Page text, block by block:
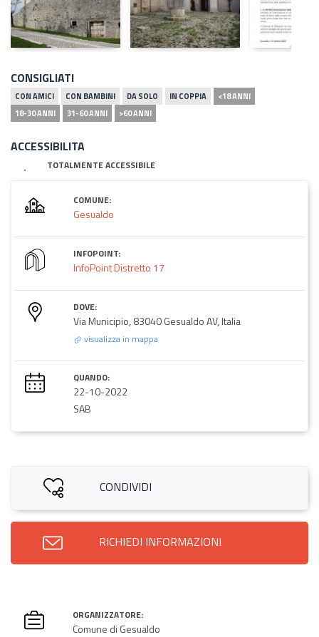
CONSIGLIATI
CON AMICI CON BAMBINI DA SOLO IN COPPIA
<18 ANNI
18-30 ANNI
31-60 ANNI >60 ANNI
ACCESSIBILITA
TOTALMENTE ACCESSIBILE
COMUNE:
Gesualdo
INFOPOINT:
InfoPoint Distretto 17
DOVE:
Via Municipio, 83040 Gesualdo AV, Italia
visualizza in mappa
QUANDO:
22-10-2022
SAB
CONDIVIDI
RICHIEDI INFORMAZIONI
ORGANIZZATORE:
Comune di Gesualdo